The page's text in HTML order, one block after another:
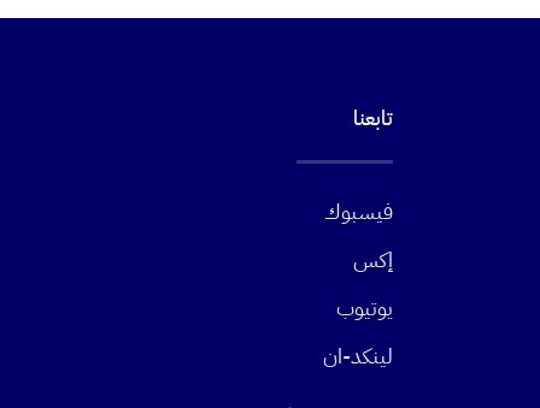
تابعنا
فيسبوك
إكس
يوتيوب
لينكد-ان